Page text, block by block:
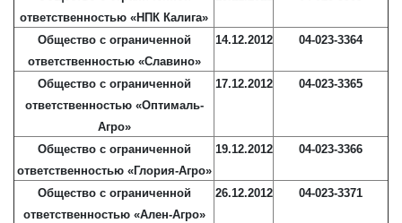
ответственностью «НПК Калига»
Общество с ограниченной
ответственностью «Славино»
14.12.2012 04-023-3364
Общество с ограниченной
ответственностью «Оптималь-
Агро»
17.12.2012 04-023-3365
Общество с ограниченной
ответственностью «Глория-Агро»
19.12.2012 04-023-3366
Общество с ограниченной
ответственностью «Ален-Агро»
26.12.2012 04-023-3371